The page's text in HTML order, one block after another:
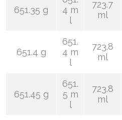
651.35 g
4 m
l
723.7
ml
651.4 g
651.
4 m
l
723.8
ml
651.45 g
651.
5 m
l
723.8
ml